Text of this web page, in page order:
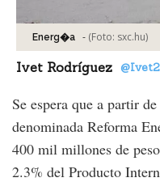
Energ�a - (Foto: sxc.hu)
Ivet Rodríguez
Se espera que a partir
denominada Reforma
400 mil millones de
2.3% del Producto